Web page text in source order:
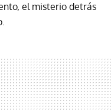
el misterio detrás